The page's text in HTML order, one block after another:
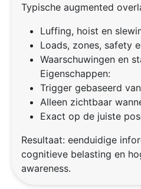
Typische augmented
Luffing, hoist en
Loads, zones, safety
Waarschuwingen en
Eigenschappen:
Trigger gebaseerd
Alleen zichtbaar
Exact op de juiste
Resultaat: eenduidige
cognitieve belasting en
awareness.